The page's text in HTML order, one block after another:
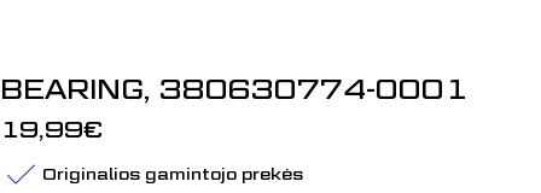
BEARING, 380630774-0001
Įprasta
kaina
19,99€
Originalios gamintojo prekės